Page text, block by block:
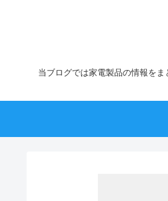
当ブログでは家電製品の情報を